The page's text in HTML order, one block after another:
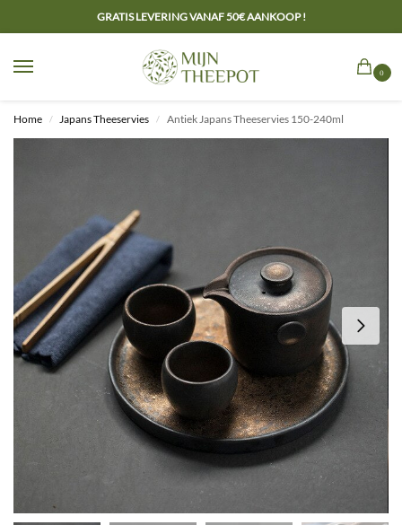
GRATIS LEVERING VANAF 50€ AANKOOP !
0
Home / Japans Theeservies / Antiek Japans Theeservies 150-240ml